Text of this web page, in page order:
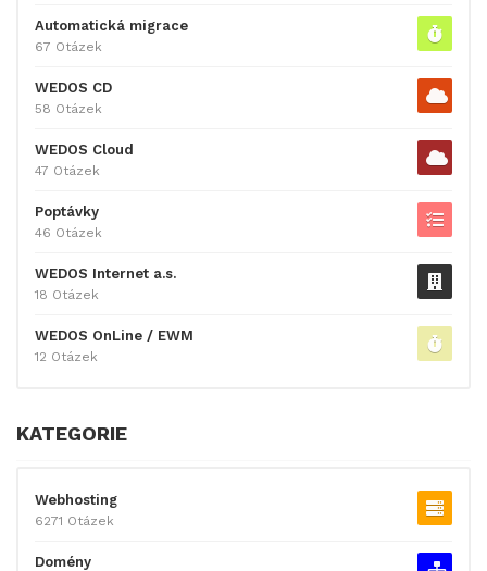
Automatická migrace
67 Otázek
WEDOS CD
58 Otázek
WEDOS Cloud
47 Otázek
Poptávky
46 Otázek
WEDOS Internet a.s.
18 Otázek
WEDOS OnLine / EWM
12 Otázek
KATEGORIE
Webhosting
6271 Otázek
Domény